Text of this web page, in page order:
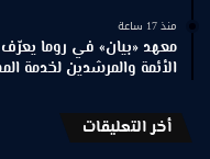
منذ 17 ساعة
معهد «بيان» في روما يعرّف
الأئمة والمرشدين لخدمة
أخر التعليقات